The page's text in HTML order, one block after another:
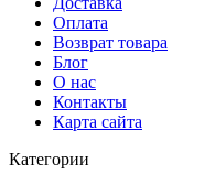
Оплата
Возврат товара
Блог
О нас
Контакты
Карта сайта
Категории